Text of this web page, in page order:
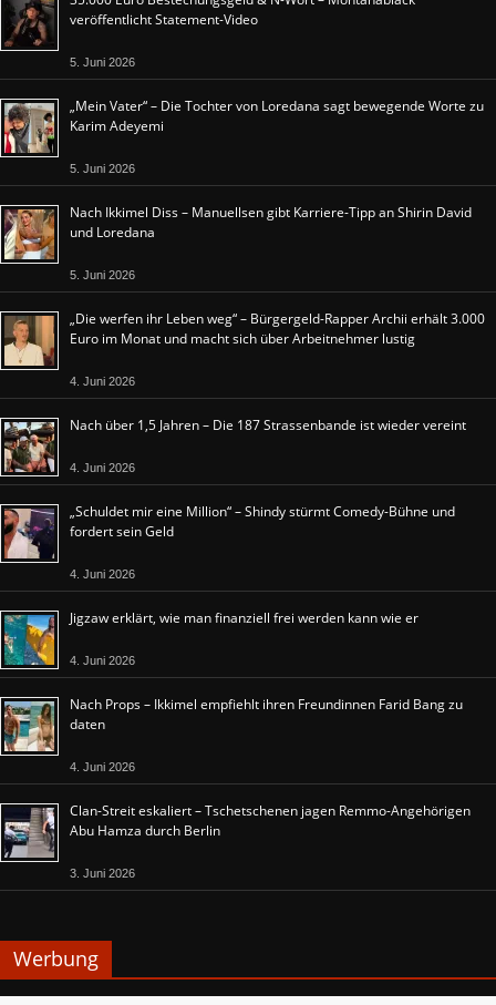
veröffentlicht Statement-Video
5. Juni 2026
„Mein Vater“ – Die Tochter von Loredana sagt bewegende Worte zu
Karim Adeyemi
5. Juni 2026
Nach Ikkimel Diss – Manuellsen gibt Karriere-Tipp an Shirin David
und Loredana
5. Juni 2026
„Die werfen ihr Leben weg“ – Bürgergeld-Rapper Archii erhält 3.000
Euro im Monat und macht sich über Arbeitnehmer lustig
4. Juni 2026
Nach über 1,5 Jahren – Die 187 Strassenbande ist wieder vereint
4. Juni 2026
„Schuldet mir eine Million“ – Shindy stürmt Comedy-Bühne und
fordert sein Geld
4. Juni 2026
Jigzaw erklärt, wie man finanziell frei werden kann wie er
4. Juni 2026
Nach Props – Ikkimel empfiehlt ihren Freundinnen Farid Bang zu
daten
4. Juni 2026
Clan-Streit eskaliert – Tschetschenen jagen Remmo-Angehörigen
Abu Hamza durch Berlin
3. Juni 2026
Werbung